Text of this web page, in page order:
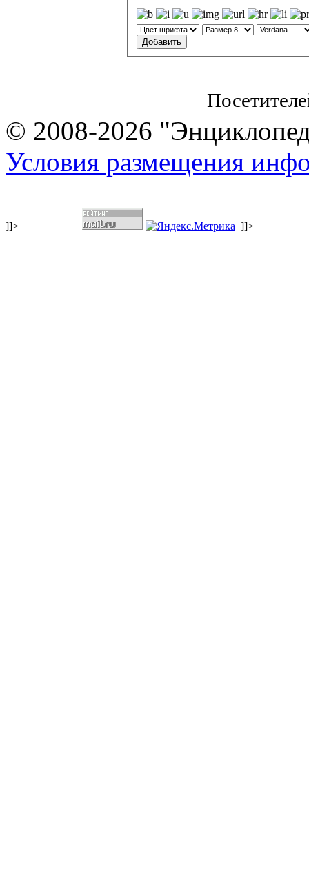
© 2008-2026
Условия размещения
]]> ]]>